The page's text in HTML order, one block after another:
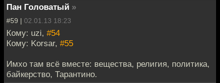
Пан Головатый »
#59 | 02.01.13 18:23
Кому: uzi, #54
Кому: Korsar, #55
Имхо там всё вместе: вещества, религия, политика,
байкерство, Тарантино.